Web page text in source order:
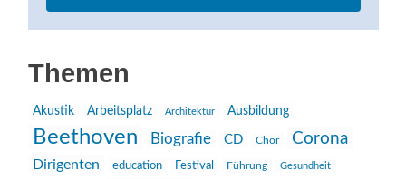
Themen
Akustik Arbeitsplatz Architektur Ausbildung
Beethoven Biografie CD Chor Corona
Dirigenten education Festival Führung Gesundheit